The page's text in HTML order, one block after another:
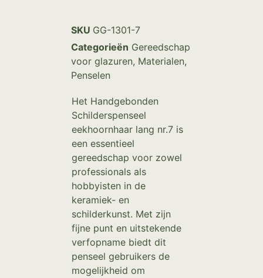
SKU GG-1301-7
Categorieën Gereedschap
voor glazuren, Materialen,
Penselen
Het Handgebonden
Schilderspenseel
eekhoornhaar lang nr.7 is
een essentieel
gereedschap voor zowel
professionals als
hobbyisten in de
keramiek- en
schilderkunst. Met zijn
fijne punt en uitstekende
verfopname biedt dit
penseel gebruikers de
mogelijkheid om